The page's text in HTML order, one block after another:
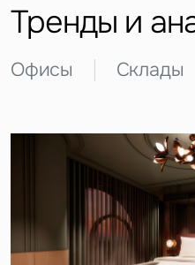
Тренды и
Офисы Склады
Объявление
Это обязательное поле